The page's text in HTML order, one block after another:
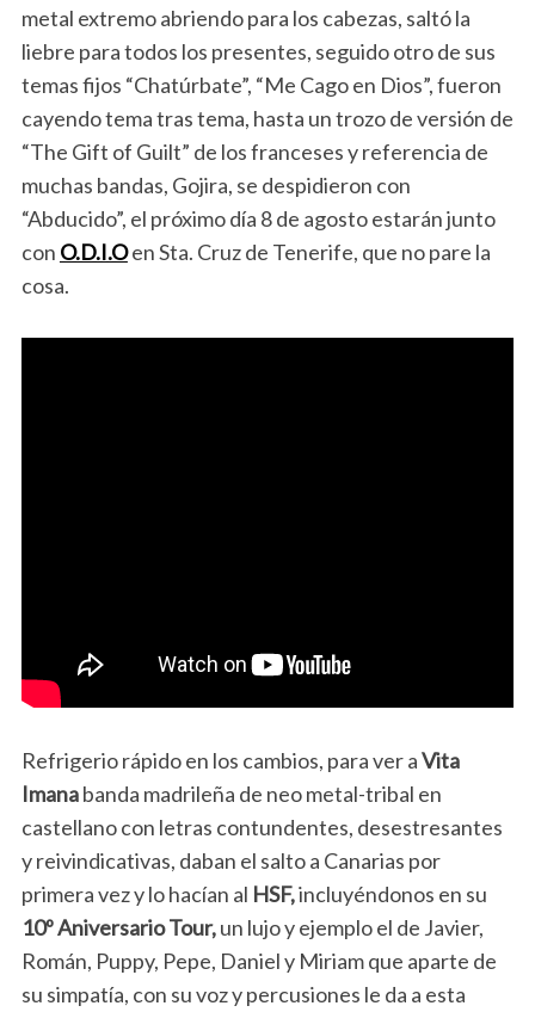
metal extremo abriendo para los cabezas, saltó la
liebre para todos los presentes, seguido otro de sus
temas fijos “Chatúrbate”, “Me Cago en Dios”, fueron
cayendo tema tras tema, hasta un trozo de versión de
“The Gift of Guilt” de los franceses y referencia de
muchas bandas, Gojira, se despidieron con
“Abducido”, el próximo día 8 de agosto estarán junto
con O.D.I.Oen Sta. Cruz de Tenerife, que no pare la
cosa.
Refrigerio rápido en los cambios, para ver aVita
Imanabanda madrileña de neo metal-tribal en
castellano con letras contundentes, desestresantes
y reivindicativas, daban el salto a Canarias por
primera vez y lo hacían al HSF,incluyéndonos en su
10º Aniversario Tour,un lujo y ejemplo el de Javier,
Román, Puppy, Pepe, Daniel y Miriam que aparte de
su simpatía, con su voz y percusiones le da a esta